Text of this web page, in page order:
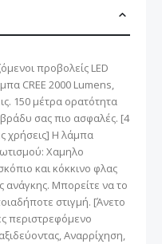
προβολείς LED
CREE 2000 Lumens,
150 μέτρα ορατότητα
σας πιο ασφαλές. [4
χρήσεις] Η λάμπα
Χαμηλο
και κόκκινο φλας
ανάγκης. Μπορείτε να το
στιγμή. [Άνετο
περιστρεφόμενο
Αναρρίχηση,